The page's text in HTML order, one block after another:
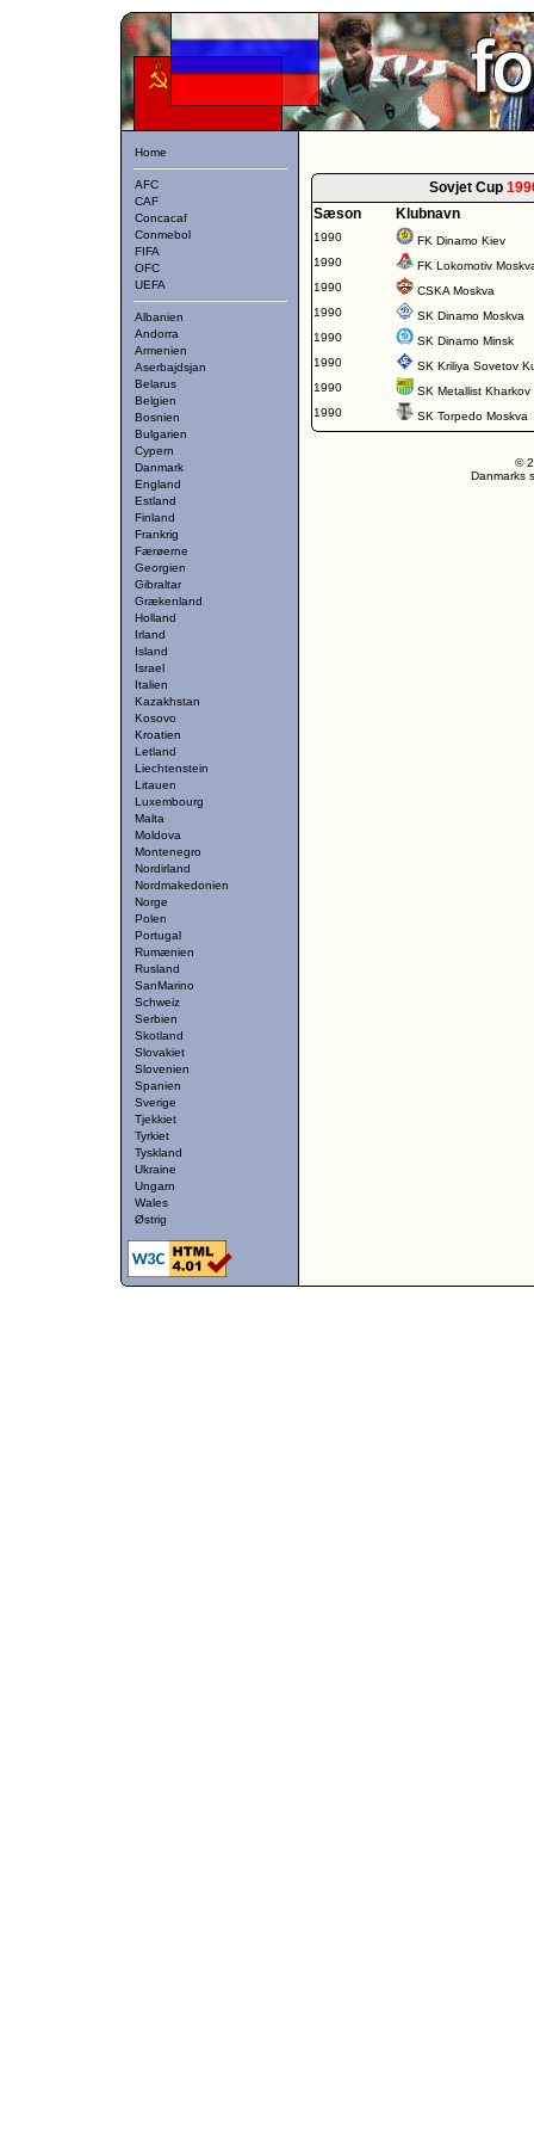
Home
AFC
CAF
Concacaf
Conmebol
FIFA
OFC
UEFA
Albanien
Andorra
Armenien
Aserbajdsjan
Belarus
Belgien
Bosnien
Bulgarien
Cypern
Danmark
England
Estland
Finland
Frankrig
Færøerne
Georgien
Gibraltar
Grækenland
Holland
Irland
Island
Israel
Italien
Kazakhstan
Kosovo
Kroatien
Letland
Liechtenstein
Litauen
Luxembourg
Malta
Moldova
Montenegro
Nordirland
Nordmakedonien
Norge
Polen
Portugal
Rumænien
Rusland
SanMarino
Schweiz
Serbien
Skotland
Slovakiet
Slovenien
Spanien
Sverige
Tjekkiet
Tyrkiet
Tyskland
Ukraine
Ungarn
Wales
Østrig
Sovjet Cup
Sæson
Klubnavn
1990
FK Dinamo Kiev
1990
FK Lokomotiv
1990
CSKA Moskva
1990
SK Dinamo Moskva
1990
SK Dinamo Minsk
1990
SK Kriliya Sovetov
1990
SK Metallist Kharkov
1990
SK Torpedo Moskva
©
Danmarks